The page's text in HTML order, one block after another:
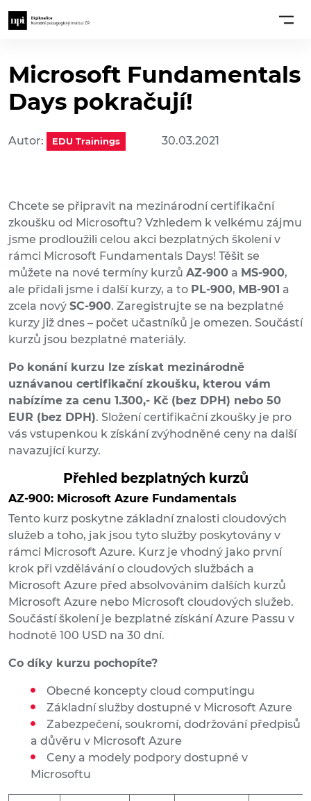
Microsoft Fundamentals
Days pokračují!
Autor: EDU Trainings 30.03.2021
Chcete se připravit na mezinárodní certifikační
zkoušku od Microsoftu? Vzhledem k velkému zájmu
jsme prodloužili celou akci bezplatných školení v
rámci Microsoft Fundamentals Days! Těšit se
můžete na nové termíny kurzů AZ-900 a MS-900,
ale přidali jsme i další kurzy, a to PL-900, MB-901 a
zcela nový SC-900. Zaregistrujte se na bezplatné
kurzy již dnes – počet učastníků je omezen. Součástí
kurzů jsou bezplatné materiály.
Po konání kurzu lze získat mezinárodně
uznávanou certifikační zkoušku, kterou vám
nabízíme za cenu 1.300,- Kč (bez DPH) nebo 50
EUR (bez DPH). Složení certifikační zkoušky je pro
vás vstupenkou k získání zvýhodněné ceny na další
navazující kurzy.
Přehled bezplatných kurzů
AZ-900: Microsoft Azure Fundamentals
Tento kurz poskytne základní znalosti cloudových
služeb a toho, jak jsou tyto služby poskytovány v
rámci Microsoft Azure. Kurz je vhodný jako první
krok při vzdělávání o cloudových službách a
Microsoft Azure před absolvováním dalších kurzů
Microsoft Azure nebo Microsoft cloudových služeb.
Součástí školení je bezplatné získání Azure Passu v
hodnotě 100 USD na 30 dní.
Co díky kurzu pochopíte?
Obecné koncepty cloud computingu
Základní služby dostupné v Microsoft Azure
Zabezpečení, soukromí, dodržování předpisů
a důvěru v Microsoft Azure
Ceny a modely podpory dostupné v
Microsoftu